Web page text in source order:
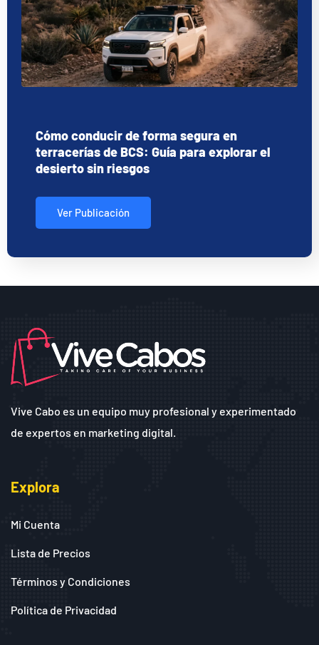
Cómo conducir de forma segura en
terracerías de BCS: Guía para explorar el
desierto sin riesgos
Ver Publicación
Vive Cabo es un equipo muy profesional y experimentado
de expertos en marketing digital.
Explora
Mi Cuenta
Lista de Precios
Términos y Condiciones
Política de Privacidad